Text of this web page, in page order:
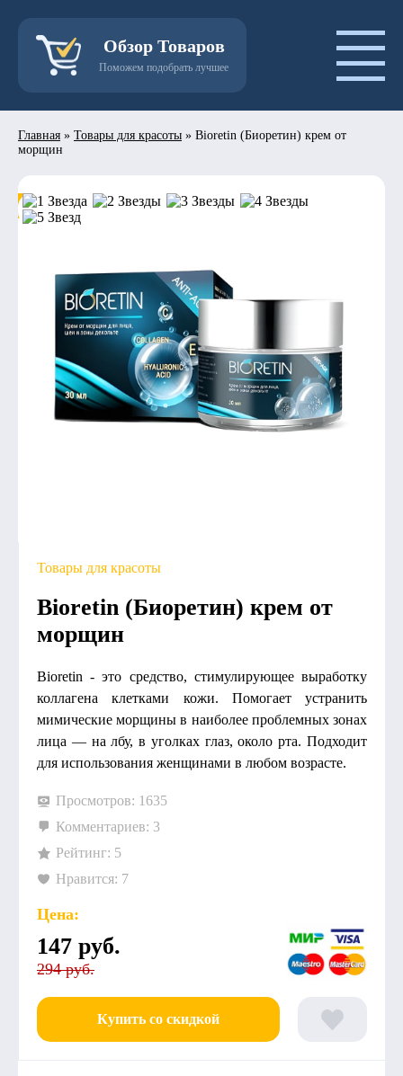
Обзор Товаров
Поможем подобрать лучшее
Главная » Товары для красоты » Bioretin (Биоретин) крем от
морщин
- 50%
Товары для красоты
Bioretin (Биоретин) крем от
морщин
Bioretin - это средство, стимулирующее выработку
коллагена клетками кожи. Помогает устранить
мимические морщины в наиболее проблемных зонах
лица — на лбу, в уголках глаз, около рта. Подходит
для использования женщинами в любом возрасте.
Просмотров: 1635
Комментариев: 3
Рейтинг: 5
Нравится: 7
Цена:
147 руб.
294 руб.
Купить со скидкой